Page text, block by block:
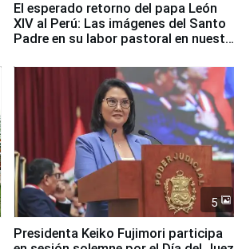
El esperado retorno del papa León
XIV al Perú: Las imágenes del Santo
Padre en su labor pastoral en nuestro
5
Presidenta Keiko Fujimori participa